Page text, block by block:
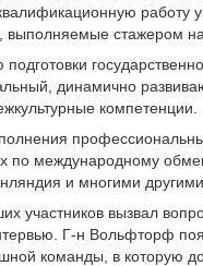
работу
выполняемые стажером
динамично
компетенции.
по международному
и многими
участников вызвал
Г-н Вольфторф
команды, в которую